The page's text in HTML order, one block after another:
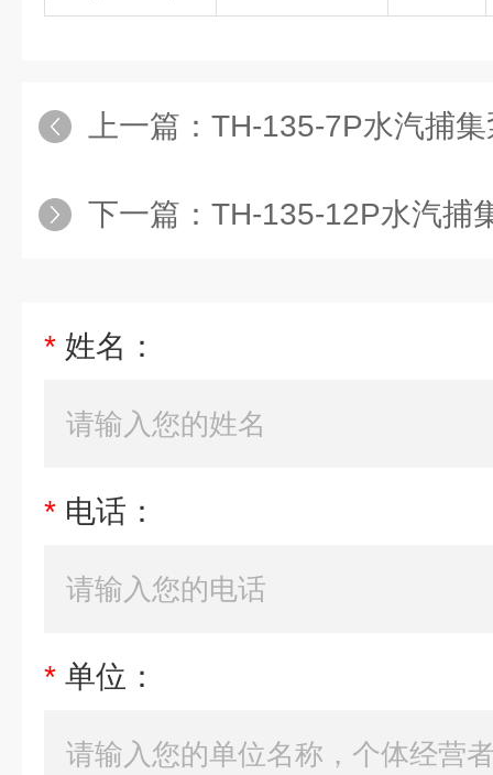
上一篇： TH-135-7P水汽捕
下一篇： TH-135-12P水汽捕
* 姓名：
* 电话：
* 单位：